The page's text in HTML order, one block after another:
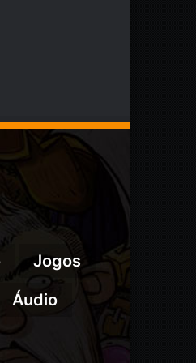
Jogos
Áudio